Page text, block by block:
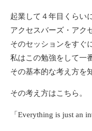
起業して４年目くらい
アクセスバーズ・アク
そのセッションをすぐ
私はこの勉強をして一
その基本的な考え方を
その考え方はこちら。
「Everything is just an